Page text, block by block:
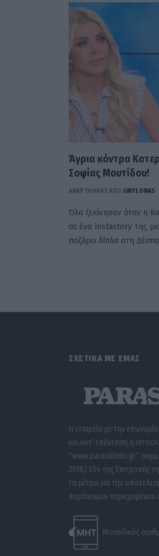
Άγρια κόντρα
Σοφίας Μουτίδου!
ΑΝΑΡΤΗΘΗΚΕ ΑΠΟ GMYLONAS
Όλα ξεκίνησαν όταν η
σε ένα instastory της
ποζάρει δίπλα στη
ΣΧΕΤΙΚΑ ΜΕ ΕΜΑΣ
Η εταιρεία με την επωνυμία
και κατ’ επέκταση η
“www.paraskhnio.gr”
2018/334 της Επιτροπής
τα μέτρα για την
παράνομου περιεχομένου
Μοναδικός